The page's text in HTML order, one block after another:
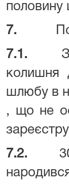
половину
7.
7.1.
колишня
шлюбу в
, що не
7.2.